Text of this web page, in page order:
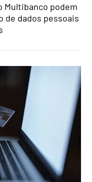
Multibanco podem
de dados pessoais